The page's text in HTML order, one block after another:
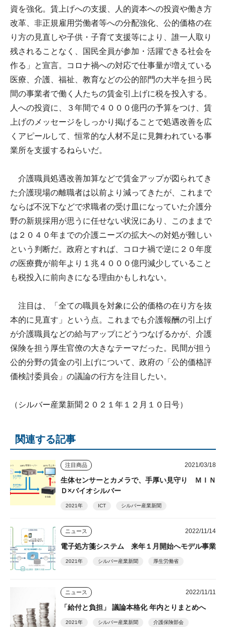
資を強化。賃上げへの支援、人的資本への投資や働き方
改革、非正規雇用労働者等への分配強化、公的価格の在
り方の見直しや子供・子育て支援等により、誰一人取り
残されることなく、国民全員が参加・活躍できる社会を
作る」と宣言。コロナ禍への対応で仕事量が増えている
医療、介護、福祉、教育などの公的部門の大半を担う民
間の事業者で働く人たちの賃金引上げに税を投入する。
人への投資に、３年間で４０００億円の予算をつけ、賃
上げのメッセージをしっかり掲げることで処遇改善を広
くアピールして、恒常的な人材不足に見舞われている事
業所を支援するねらいだ。
介護職員処遇改善加算などで賃金アップが図られてき
た介護現場の離職者は以前より減ってきたが、これまで
ならば不況下などで求職者の受け皿になっていた介護分
野の新規採用が思うに任せない状況にあり、このままで
は２０４０年までの介護ニーズの拡大への対処が難しい
という判断だ。政府とすれば、コロナ禍で逆に２０年度
の医療費が前年より１兆４０００億円減少していること
も税投入に前向きになる理由かもしれない。
注目は、「全ての職員を対象に公的価格の在り方を抜
本的に見直す」という点。これまでも介護報酬の引上げ
が介護職員などの給与アップにどうつなげるかが、介護
保険を担う厚生官僚の大きなテーマだった。民間が担う
公的分野の賃金の引上げについて、政府の「公的価格評
価検討委員会」の議論の行方を注目したい。
（シルバー産業新聞２０２１年１２月１０日号）
関連する記事
注目商品 2021/03/18
生体センサーとカメラで、手厚い見守り ＭＩＮ
Ｄ×バイオシルバー
2021年 ICT シルバー産業新聞
ニュース 2022/11/14
電子処方箋システム 来年１月開始へモデル事業
2021年 シルバー産業新聞 厚生労働省
ニュース 2022/11/11
「給付と負担」 議論本格化 年内とりまとめへ
2021年 シルバー産業新聞 介護保険部会